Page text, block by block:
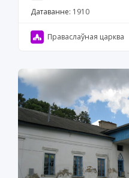
Датаванне: 1910
Праваслаўная царква